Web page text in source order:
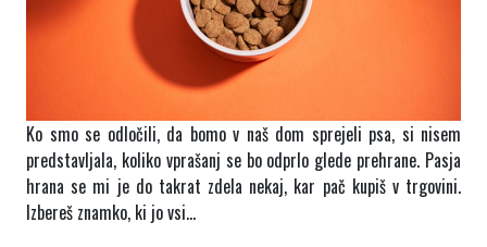
Ko smo se odločili, da bomo v naš dom sprejeli psa, si nisem
predstavljala, koliko vprašanj se bo odprlo glede prehrane. Pasja
hrana se mi je do takrat zdela nekaj, kar pač kupiš v trgovini.
Izbereš znamko, ki jo vsi…